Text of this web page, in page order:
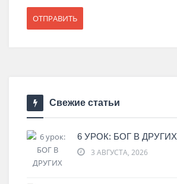
Свежие статьи
6 УРОК: БОГ В ДРУГИХ
3 АВГУСТА, 2026